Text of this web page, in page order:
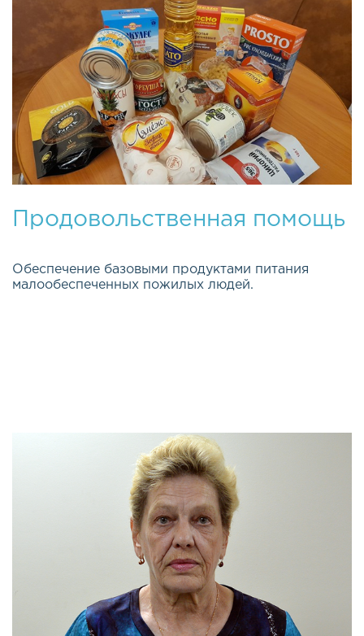
Продовольственная помощь
Обеспечение базовыми продуктами питания
малообеспеченных пожилых людей.